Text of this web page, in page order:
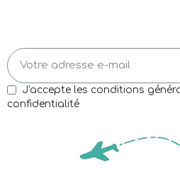
J'accepte les conditions
confidentialité